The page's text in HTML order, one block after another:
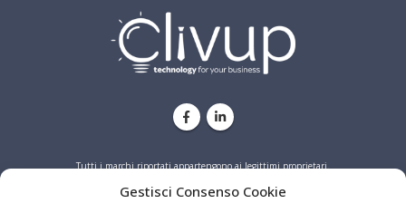
Gestisci Consenso Cookie
Tutti i marchi riportati appartengono ai legittimi proprietari.
PRIVACY COOKIE